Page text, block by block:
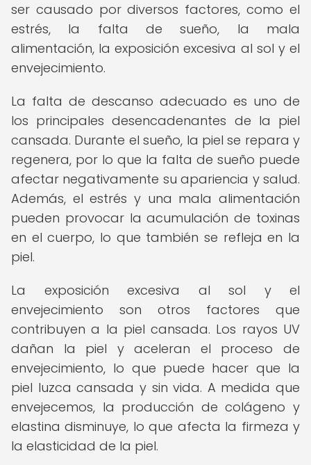
ser causado por diversos factores, como el
estrés, la falta de sueño, la mala
alimentación, la exposición excesiva al sol y el
envejecimiento.
La falta de descanso adecuado es uno de
los principales desencadenantes de la piel
cansada. Durante el sueño, la piel se repara y
regenera, por lo que la falta de sueño puede
afectar negativamente su apariencia y salud.
Además, el estrés y una mala alimentación
pueden provocar la acumulación de toxinas
en el cuerpo, lo que también se refleja en la
piel.
La exposición excesiva al sol y el
envejecimiento son otros factores que
contribuyen a la piel cansada. Los rayos UV
dañan la piel y aceleran el proceso de
envejecimiento, lo que puede hacer que la
piel luzca cansada y sin vida. A medida que
envejecemos, la producción de colágeno y
elastina disminuye, lo que afecta la firmeza y
la elasticidad de la piel.